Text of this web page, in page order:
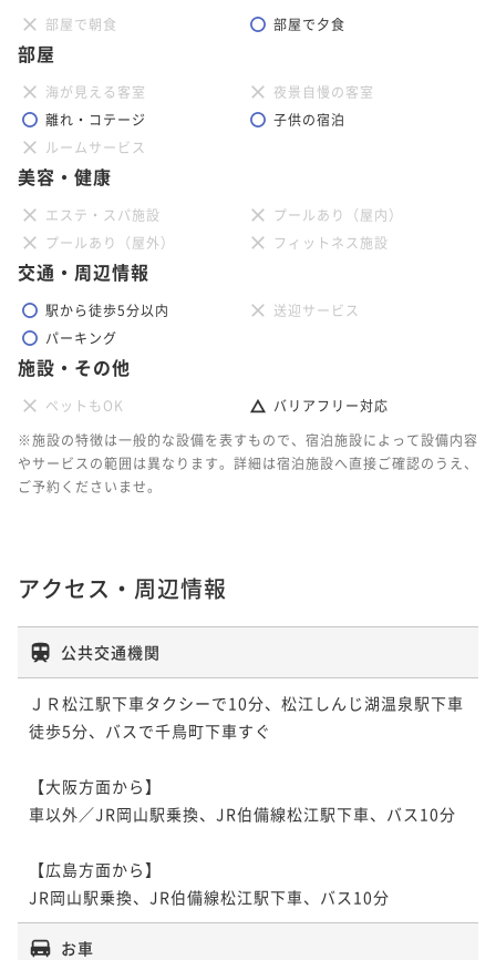
部屋で朝食 部屋で夕食
部屋
海が見える客室
夜景自慢の客室
離れ・コテージ
子供の宿泊
ルームサービス
美容・健康
エステ・スパ施設
プールあり（屋内）
プールあり（屋外）
フィットネス施設
交通・周辺情報
駅から徒歩5分以内
送迎サービス
パーキング
施設・その他
ペットもOK
バリアフリー対応
※施設の特徴は一般的な設備を表すもので、宿泊施設によって設備内容
やサービスの範囲は異なります。詳細は宿泊施設へ直接ご確認のうえ、
ご予約くださいませ。
アクセス・周辺情報
公共交通機関
ＪＲ松江駅下車タクシーで10分、松江しんじ湖温泉駅下車
徒歩5分、バスで千鳥町下車すぐ
【大阪方面から】
車以外／JR岡山駅乗換、JR伯備線松江駅下車、バス10分
【広島方面から】
JR岡山駅乗換、JR伯備線松江駅下車、バス10分
お車